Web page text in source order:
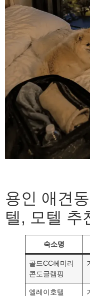
용인 애견
텔, 모텔 추
숙소명
골드CC헤미리
콘도글램핑
엘레이호텔